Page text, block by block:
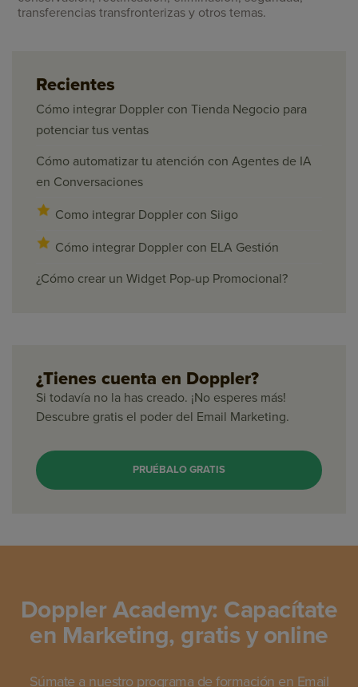
transferencias transfronterizas y otros temas.
Recientes
Cómo integrar Doppler con Tienda Negocio para
potenciar tus ventas
Cómo automatizar tu atención con Agentes de IA
en Conversaciones
Como integrar Doppler con Siigo
Cómo integrar Doppler con ELA Gestión
¿Cómo crear un Widget Pop-up Promocional?
¿Tienes cuenta en Doppler?
Si todavía no la has creado. ¡No esperes más!
Descubre gratis el poder del Email Marketing.
PRUÉBALO GRATIS
Doppler Academy: Capacítate
en Marketing, gratis y online
Súmate a nuestro programa de formación en Email